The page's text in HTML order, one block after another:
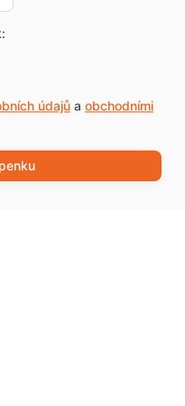
údajůa obchodními